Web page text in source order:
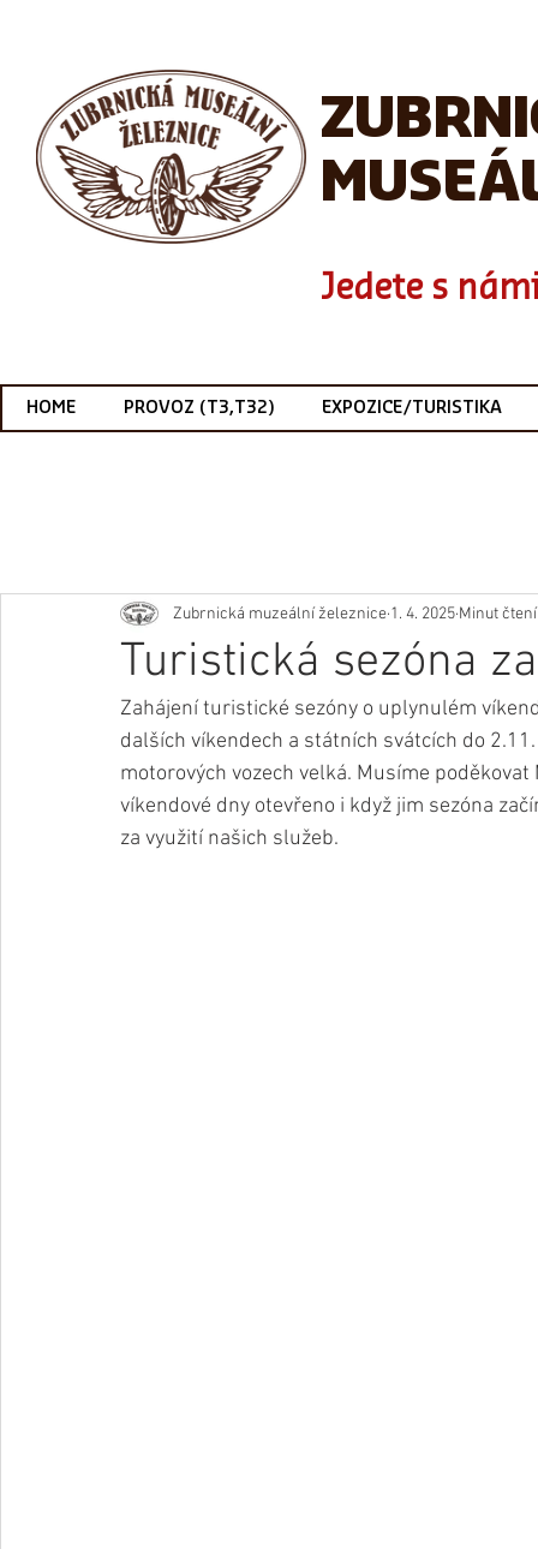
Jedete s
HOME PROVOZ (T3,T32) EXPOZICE/TURISTIKA
Turistická sezóna
Zubrnická muzeální železnice 1. 4. 2025 Minut
Zahájení turistické sezóny o uplynulém
dalších víkendech a státních svátcích do
motorových vozech velká. Musíme
víkendové dny otevřeno i když jim sezóna
za využití našich služeb.